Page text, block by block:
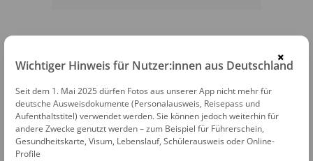
FOTOAUTOMATEN
Fotofix Automat Remscheid Allee Arkaden
Alleestr. 13-19 · 42853 Remscheid
×
Wichtiger Hinweis für Nutzer:innen aus Deutschland
Seit dem 1. Mai 2025 dürfen Fotos aus unserer App nicht mehr für
deutsche Ausweisdokumente (Personalausweis, Reisepass und
Aufenthaltstitel) verwendet werden. Sie können jedoch weiterhin für
andere Zwecke genutzt werden – zum Beispiel für Führerschein,
Gesundheitskarte, Visum, Lebenslauf, Schülerausweis oder Online-
Profile